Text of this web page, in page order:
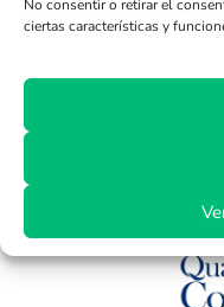
No consentir o retirar el
ciertas características y